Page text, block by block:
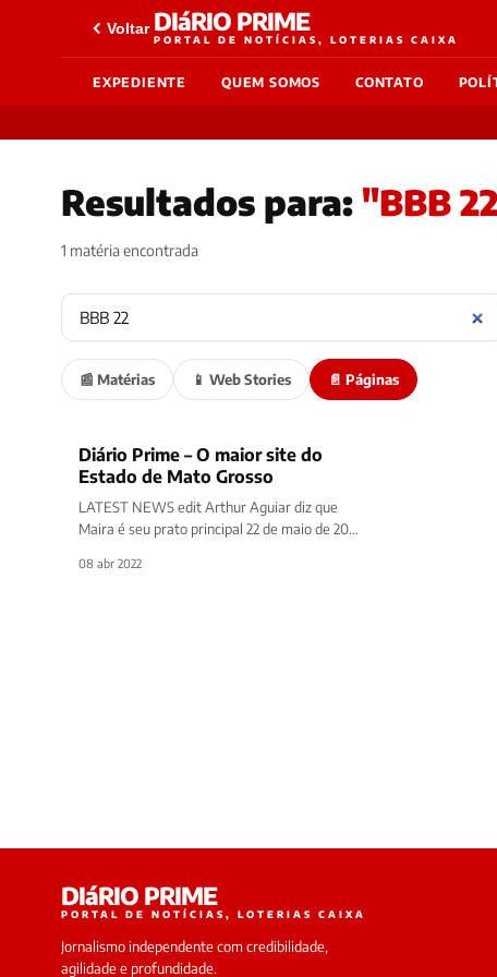
Voltar DIáRIO PRIME
PORTAL DE NOTÍCIAS, LOTERIAS CAIXA
EXPEDIENTE QUEM SOMOS CONTATO
Resultados para: "BBB
1 matéria encontrada
📰 Matérias 📱 Web Stories 📄 Páginas
Diário Prime – O maior site do
Estado de Mato Grosso
LATEST NEWS edit Arthur Aguiar diz que
Maira é seu prato principal 22 de maio de 2022
08 abr 2022
DIáRIO PRIME
PORTAL DE NOTÍCIAS, LOTERIAS CAIXA
Jornalismo independente com credibilidade,
agilidade e profundidade.